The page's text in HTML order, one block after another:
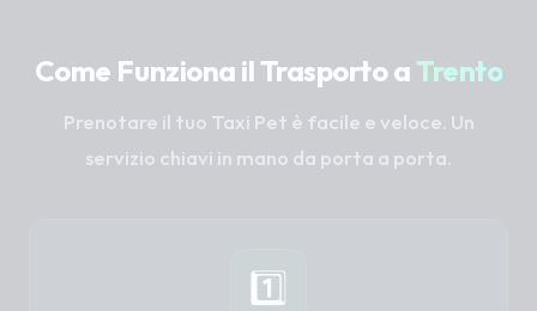
Come Funziona il Trasporto a Trento
Prenotare il tuo Taxi Pet è facile e veloce. Un
servizio chiavi in mano da porta a porta.
1️⃣